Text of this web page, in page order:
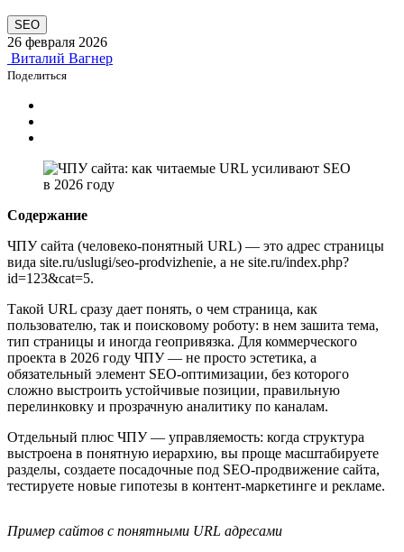
SEO
26 февраля 2026
Виталий Вагнер
Поделиться
Содержание
ЧПУ сайта (человеко‑понятный URL) — это адрес страницы
вида site.ru/uslugi/seo-prodvizhenie, а не site.ru/index.php?
id=123&cat=5.
Такой URL сразу дает понять, о чем страница, как
пользователю, так и поисковому роботу: в нем зашита тема,
тип страницы и иногда геопривязка. Для коммерческого
проекта в 2026 году ЧПУ — не просто эстетика, а
обязательный элемент SEO‑оптимизации, без которого
сложно выстроить устойчивые позиции, правильную
перелинковку и прозрачную аналитику по каналам.
Отдельный плюс ЧПУ — управляемость: когда структура
выстроена в понятную иерархию, вы проще масштабируете
разделы, создаете посадочные под SEO-продвижение сайта,
тестируете новые гипотезы в контент‑маркетинге и рекламе.
Пример сайтов с понятными URL адресами